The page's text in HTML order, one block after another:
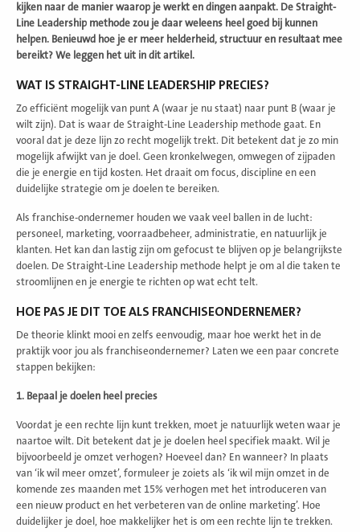
kijken naar de manier waarop je werkt en dingen aanpakt. De Straight-
Line Leadership methode zou je daar weleens heel goed bij kunnen
helpen. Benieuwd hoe je er meer helderheid, structuur en resultaat mee
bereikt? We leggen het uit in dit artikel.
WAT IS STRAIGHT-LINE LEADERSHIP PRECIES?
Zo efficiënt mogelijk van punt A (waar je nu staat) naar punt B (waar je
wilt zijn). Dat is waar de Straight-Line Leadership methode gaat. En
vooral dat je deze lijn zo recht mogelijk trekt. Dit betekent dat je zo min
mogelijk afwijkt van je doel. Geen kronkelwegen, omwegen of zijpaden
die je energie en tijd kosten. Het draait om focus, discipline en een
duidelijke strategie om je doelen te bereiken.
Als franchise-ondernemer houden we vaak veel ballen in de lucht:
personeel, marketing, voorraadbeheer, administratie, en natuurlijk je
klanten. Het kan dan lastig zijn om gefocust te blijven op je belangrijkste
doelen. De Straight-Line Leadership methode helpt je om al die taken te
stroomlijnen en je energie te richten op wat echt telt.
HOE PAS JE DIT TOE ALS FRANCHISEONDERNEMER?
De theorie klinkt mooi en zelfs eenvoudig, maar hoe werkt het in de
praktijk voor jou als franchiseondernemer? Laten we een paar concrete
stappen bekijken:
1. Bepaal je doelen heel precies
Voordat je een rechte lijn kunt trekken, moet je natuurlijk weten waar je
naartoe wilt. Dit betekent dat je je doelen heel specifiek maakt. Wil je
bijvoorbeeld je omzet verhogen? Hoeveel dan? En wanneer? In plaats
van ‘ik wil meer omzet’, formuleer je zoiets als ‘ik wil mijn omzet in de
komende zes maanden met 15% verhogen met het introduceren van
een nieuw product en het verbeteren van de online marketing’. Hoe
duidelijker je doel, hoe makkelijker het is om een rechte lijn te trekken.